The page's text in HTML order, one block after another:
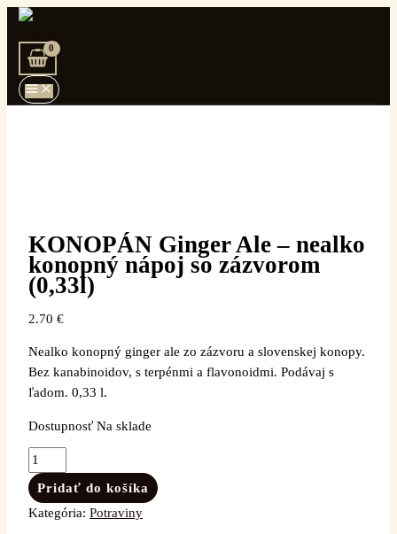
Preskočiť
obsah
Main
Menu
KONOPÁN Ginger Ale – nealko
konopný nápoj so zázvorom
(0,33l)
2.70 €
Nealko konopný ginger ale zo zázvoru a slovenskej konopy.
Bez kanabinoidov, s terpénmi a flavonoidmi. Podávaj s
ľadom. 0,33 l.
Dostupnosť Na sklade
množstvo
Ginger
Ale
–
Pridať do košíka
Kategória: Potraviny
PôvodnáAktuálna